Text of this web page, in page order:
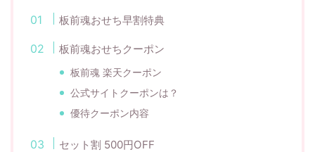
板前魂おせち早割特典
板前魂おせちクーポン
板前魂 楽天クーポン
公式サイトクーポンは？
優待クーポン内容
セット割 500円OFF